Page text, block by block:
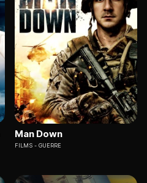
Man Down
FILMS GUERRE